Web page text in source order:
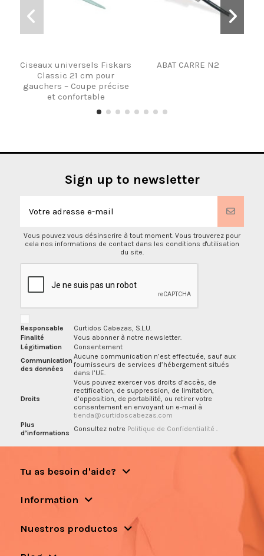
Ciseaux universels Fiskars
Classic 21 cm pour
gauchers – Coupe précise
et confortable
ABAT CARRE N2
Sign up to newsletter
Vous pouvez vous désinscrire à tout moment. Vous trouverez pour
cela nos informations de contact dans les conditions d'utilisation
du site.
Responsable
Curtidos Cabezas, S.L.U.
Finalité
Vous abonner à notre newsletter.
Légitimation
Consentement
Communication
des données
Aucune communication n’est effectuée, sauf aux
fournisseurs de services d’hébergement situés
dans l’UE.
Droits
Vous pouvez exercer vos droits d’accès, de
rectification, de suppression, de limitation,
d’opposition, de portabilité, ou retirer votre
consentement en envoyant un e-mail à
tienda@curtidoscabezas.com
Plus
d’informations
Consultez notre Politique de Confidentialité
Tu as besoin d'aide?
Information
Nuestros productos